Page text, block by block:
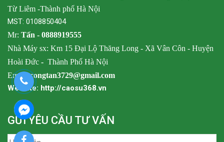
Từ Liêm -Thành phố Hà Nội
MST: 0108850404
Mr: Tấn - 0888919555
Nhà Máy sx: Km 15 Đại Lộ Thăng Long - Xã Vân Côn - Huyện
Hoài Đức - Thành Phố Hà Nội
Email:congtan3729@gmail.com
Website: http://caosu368.vn
GỬI YÊU CẦU TƯ VẤN